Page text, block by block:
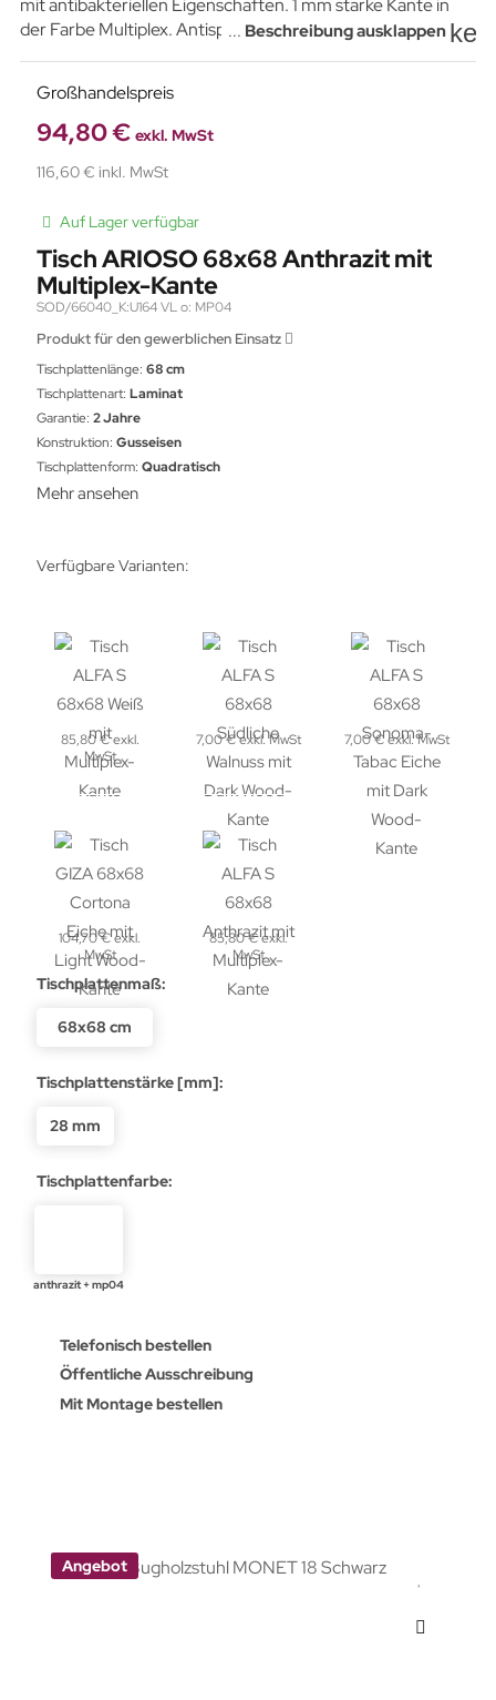
mit antibakteriellen Eigenschaften. 1 mm starke Kante in
der Farbe Multiplex. Antispin-System, das ein Drehen der
... Beschreibung ausklappen
Großhandelspreis
94,80 € exkl. MwSt
116,60 € inkl. MwSt
Auf Lager verfügbar
Tisch ARIOSO 68x68 Anthrazit mit
Multiplex-Kante
SOD/66040_K:U164 VL o: MP04
Produkt für den gewerblichen Einsatz
Tischplattenlänge: 68 cm
Tischplattenart: Laminat
Garantie: 2 Jahre
Konstruktion: Gusseisen
Tischplattenform: Quadratisch
Mehr ansehen
Verfügbare Varianten:
85,80 € exkl.
MwSt
7,00 € exkl. MwSt 7,00 € exkl. MwSt
104,70 € exkl.
MwSt
85,80 € exkl.
MwSt
Tischplattenmaß:
68x68 cm
Tischplattenstärke [mm]:
28 mm
Tischplattenfarbe:
anthrazit + mp04
Telefonisch bestellen
Öffentliche Ausschreibung
Mit Montage bestellen
Angebot